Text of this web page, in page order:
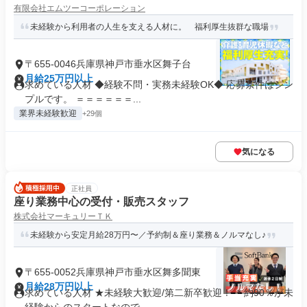
有限会社エムツーコーポレーション
未経験から利用者の人生を支える人材に。 福利厚生抜群な職場
〒655-0046兵庫県神戸市垂水区舞子台
月給25万円以上
求めている人材 ◆経験不問・実務未経験OK◆ 応募条件はシン
プルです。 ＝＝＝＝＝＝...
業界未経験歓迎 +29個
気になる
正社員
座り業務中心の受付・販売スタッフ
株式会社マーキュリーＴＫ
未経験から安定月給28万円〜／予約制＆座り業務＆ノルマなし♪
〒655-0052兵庫県神戸市垂水区舞多聞東
月給28万円以上
求めている人材 ★未経験大歓迎/第二新卒歓迎！ ＊約90％が未